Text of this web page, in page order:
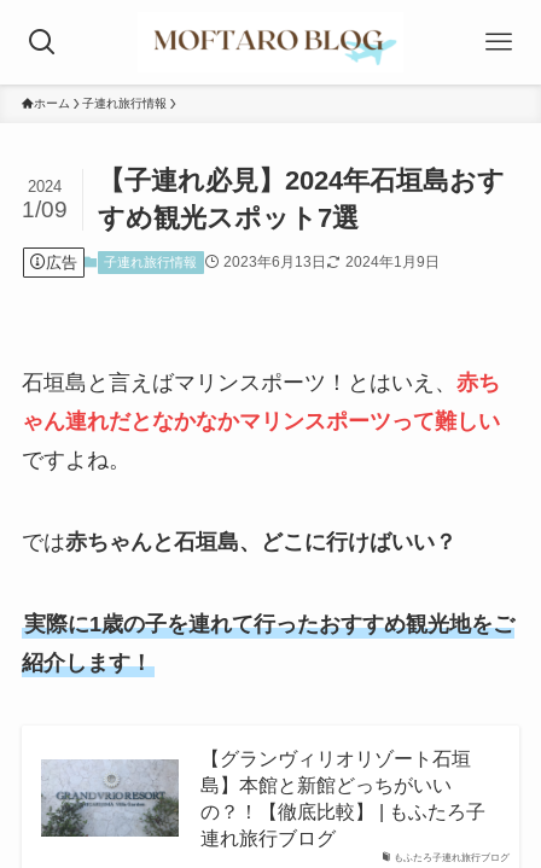
ホーム 子連れ旅行情報
【子連れ必見】2024年石垣島おす
すめ観光スポット7選
2024
1/09
広告 子連れ旅行情報 2023年6月13日 2024年1月9日
石垣島と言えばマリンスポーツ！とはいえ、 赤ち
ゃん連れだとなかなかマリンスポーツって難しい
ですよね。
では赤ちゃんと石垣島、どこに行けばいい？
実際に1歳の子を連れて行ったおすすめ観光地をご
紹介します！
もふたろ子連れ旅行ブログ
【グランヴィリオリゾート石垣
島】本館と新館どっちがいい
の？！【徹底比較】 | もふたろ子
連れ旅行ブログ